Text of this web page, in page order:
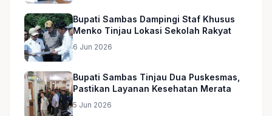
Bupati Sambas Dampingi Staf Khusus
Menko Tinjau Lokasi Sekolah Rakyat
6 Jun 2026
Bupati Sambas Tinjau Dua Puskesmas,
Pastikan Layanan Kesehatan Merata
5 Jun 2026